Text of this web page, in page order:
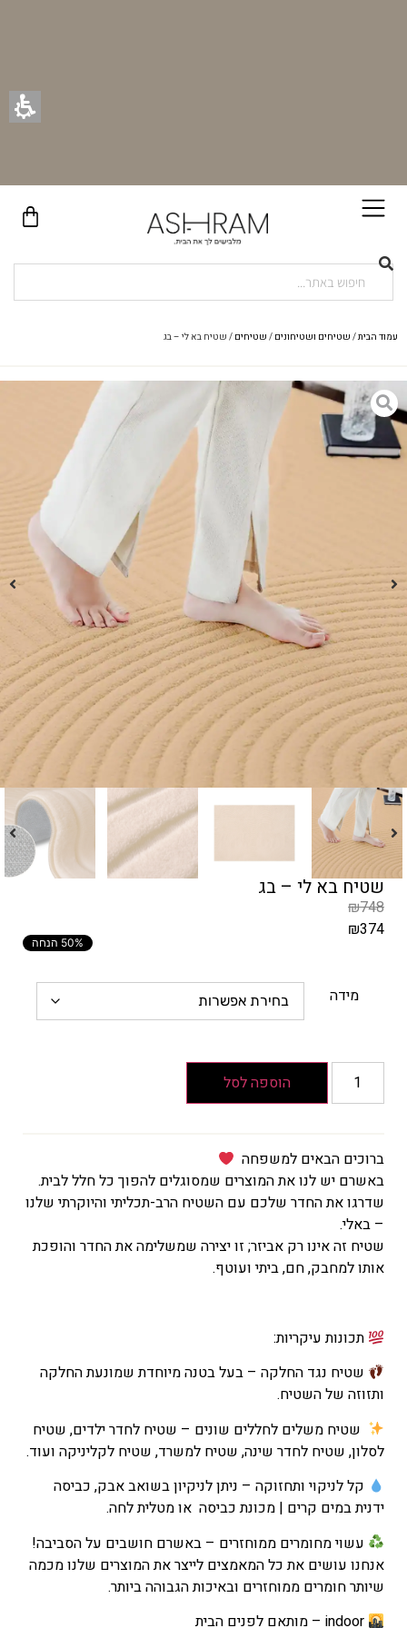
עמוד הבית/ שטיחים ושטיחונים / שטיחים / שטיח בא לי – בג
שטיח בא לי – בג
₪748
₪374
הנוכחי
₪374
50% הנחה
מידה
הוספה לסל
ברוכים הבאים למשפחה
באשרם יש לנו את המוצרים שמסוגלים להפוך כל חלל לבית.
שדרגו את החדר שלכם עם השטיח הרב-תכליתי והיוקרתי שלנו
– באלי.
שטיח זה אינו רק אביזר; זו יצירה שמשלימה את החדר והופכת
אותו למחבק, חם, ביתי ועוטף.
תכונות עיקריות:
שטיח נגד החלקה – בעל בטנה מיוחדת שמונעת החלקה
ותזוזה של השטיח.
שטיח משלים לחללים שונים – שטיח לחדר ילדים, שטיח
לסלון, שטיח לחדר שינה, שטיח למשרד, שטיח לקליניקה ועוד.
קל לניקוי ותחזוקה – ניתן לניקיון בשואב אבק, כביסה
ידנית במים קרים | מכונת כביסה או מטלית לחה.
עשוי מחומרים ממוחזרים – באשרם חושבים על הסביבה!
אנחנו עושים את כל המאמצים לייצר את המוצרים שלנו מכמה
שיותר חומרים ממוחזרים ובאיכות הגבוהה ביותר.
indoor – מותאם לפנים הבית